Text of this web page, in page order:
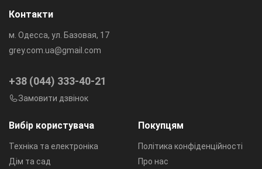
Вибір користувача
Техніка та електроніка
Дім та сад
Покупцям
Політика конфіденційності
Про нас
Контакти
м. Одесса, ул. Базовая, 17
grey.com.ua@gmail.com
+38 (044) 333-40-21
Замовити дзвінок